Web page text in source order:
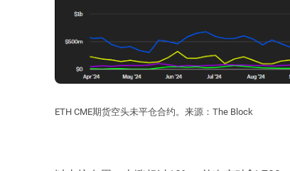
ETH CME期货空头未平仓合约。来源：The Block